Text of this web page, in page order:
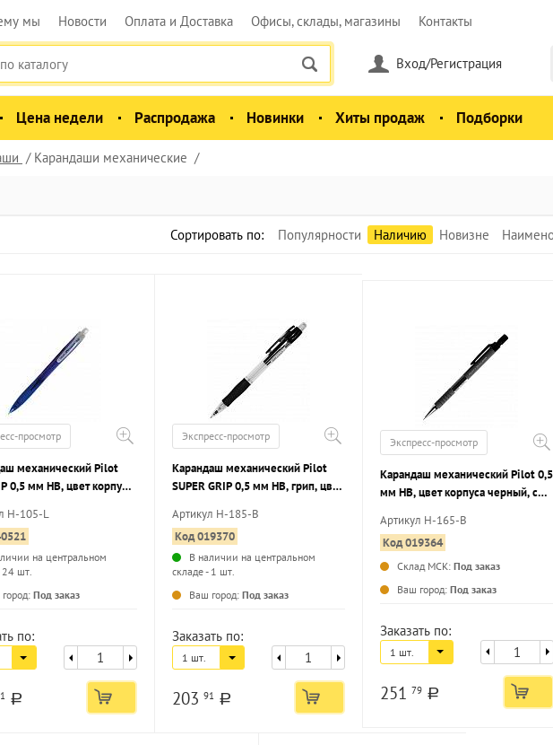
мы Новости Оплата и Доставка Офисы, склады, магазины Контакты
Вход/Регистрация
Цена недели Распродажа Новинки Хиты продаж Подборки
Карандаши механические
Сортировать по: Популярности Наличию Новизне
просмотр
механический Pilot
0,5 мм НВ, цвет корпуса
H-105-L
на центральном
24 шт.
Под заказ
по:
a
Экспресс-просмотр
Карандаш механический Pilot
SUPER GRIP 0,5 мм НВ, грип, цвет
Артикул H-185-B
Код 019370
В наличии на центральном
складе - 1 шт.
Ваш город: Под заказ
Заказать по:
1 шт.
203 91 a
Экспресс-просмотр
Карандаш механический Pilot 0,5
мм НВ, цвет корпуса черный, с
Артикул H-165-B
Код 019364
Склад МСК: Под заказ
Ваш город: Под заказ
Заказать по:
1 шт.
251 79 a